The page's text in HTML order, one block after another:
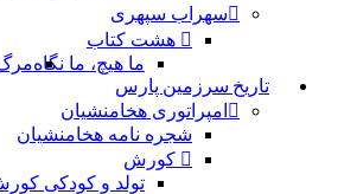
سهراب سپهری
هشت کتاب
ما هیچ، ما نگاه
تاریخ سرزمین پارس
امپراتوری هخامنشیان
شجره نامه هخامنشیان
کورش
تولد و کودکی